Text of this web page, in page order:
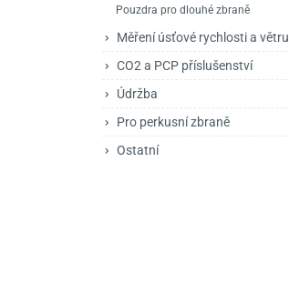
Mačety a sekery
Kuše
Pouzdra pro dlouhé zbraně
Měření úsťové rychlosti a větru
CO2 a PCP příslušenství
Údržba
Pro perkusní zbraně
Ostatní